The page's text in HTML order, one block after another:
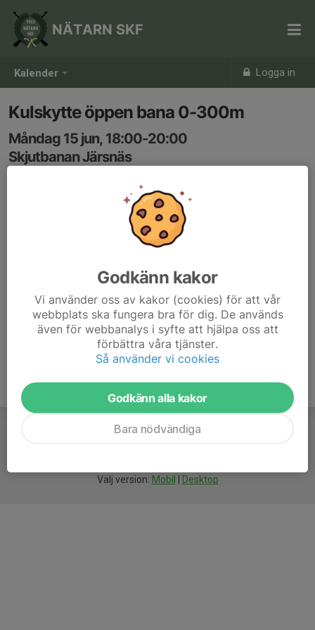
Kalender Logga in
NÄTARN SKF
Kulskytte öppen bana 0-300m
Måndag 15 jun, 18:00-20:00
Skjutbanan Järsnäs
Vid fler än 2 skyttar utses skjutledare på plats.
Välj version: Mobil Desktop
Godkänn kakor
Vi använder oss av kakor (cookies) för att vår
webbplats ska fungera bra för dig. De används
även för webbanalys i syfte att hjälpa oss att
förbättra våra tjänster.
Så använder vi cookies
Godkänn alla kakor
Bara nödvändiga